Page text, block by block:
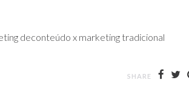
deconteúdo x marketing tradicional
SHARE